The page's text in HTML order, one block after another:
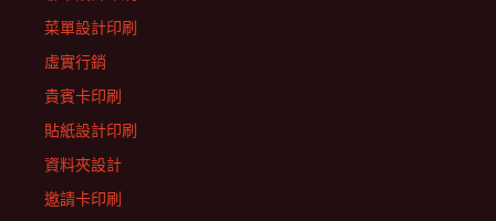
菜單設計印刷
虛實行銷
貴賓卡印刷
貼紙設計印刷
資料夾設計
邀請卡印刷